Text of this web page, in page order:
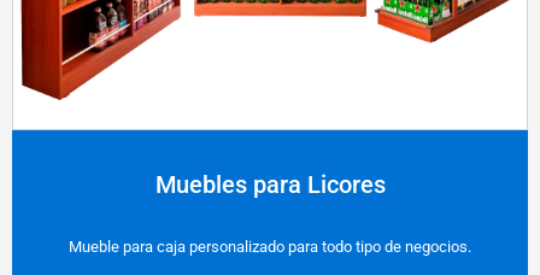
Muebles para Licores
Mueble para caja personalizado para todo tipo de negocios.